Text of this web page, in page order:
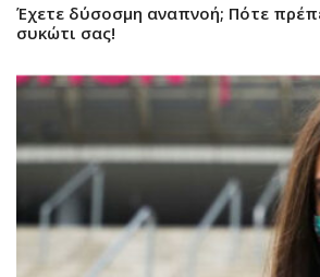
Έχετε δύσοσμη αναπνοή; Πότε
συκώτι σας!